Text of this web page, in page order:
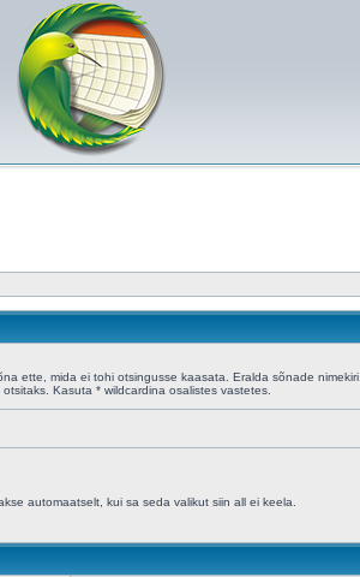
ette, mida ei tohi otsingusse kaasata. Eralda sõnade nimekiri
Kasuta * wildcardina osalistes vastetes.
automaatselt, kui sa seda valikut siin all ei keela.